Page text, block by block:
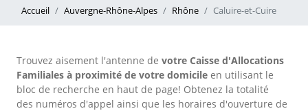
Accueil Auvergne-Rhône-Alpes Rhône Caluire-et-Cuire
Trouvez aisement l'antenne de votre Caisse d'Allocations
Familiales à proximité de votre domicile en utilisant le
bloc de recherche en haut de page! Obtenez la totalité
des numéros d'appel ainsi que les horaires d'ouverture de